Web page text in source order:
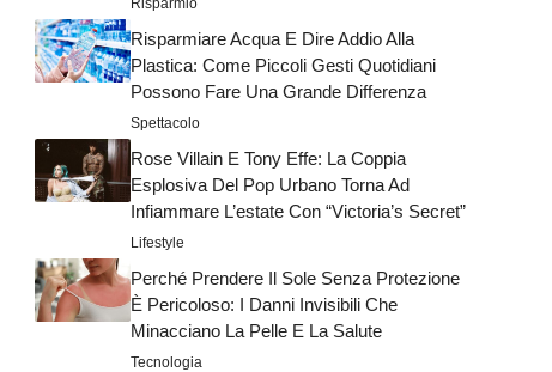
Risparmiare Acqua E Dire Addio Alla
Plastica: Come Piccoli Gesti Quotidiani
Possono Fare Una Grande Differenza
Spettacolo
Rose Villain E Tony Effe: La Coppia
Esplosiva Del Pop Urbano Torna Ad
Infiammare L’estate Con “Victoria’s Secret”
Lifestyle
Perché Prendere Il Sole Senza Protezione
È Pericoloso: I Danni Invisibili Che
Minacciano La Pelle E La Salute
Tecnologia